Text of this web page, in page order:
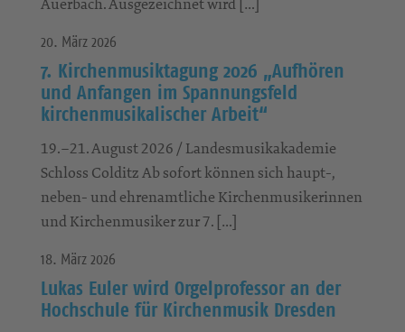
20. März 2026
7. Kirchenmusiktagung 2026 „Aufhören
und Anfangen im Spannungsfeld
kirchenmusikalischer Arbeit“
19.–21. August 2026 / Landesmusikakademie
Schloss Colditz Ab sofort können sich haupt-,
neben- und ehrenamtliche Kirchenmusikerinnen
und Kirchenmusiker zur 7. […]
18. März 2026
Lukas Euler wird Orgelprofessor an der
Hochschule für Kirchenmusik Dresden